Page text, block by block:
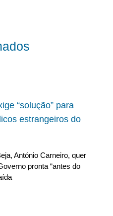
“solução” para
estrangeiros do
António Carneiro, quer
pronta “antes do